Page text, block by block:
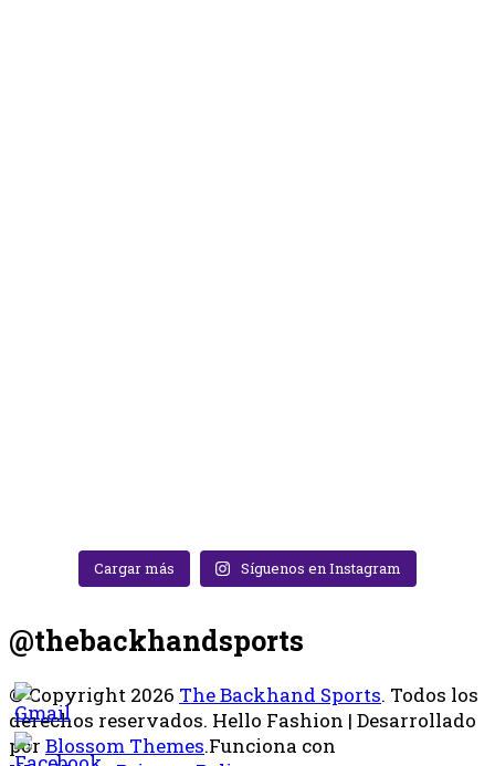
Cargar más Síguenos en Instagram
@thebackhandsports
© Copyright 2026 The Backhand Sports. Todos los
derechos reservados. Hello Fashion | Desarrollado
por Blossom Themes.Funciona con